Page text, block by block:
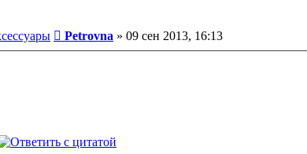
Сообщение
Petrovna » 09 сен 2013, 16:13